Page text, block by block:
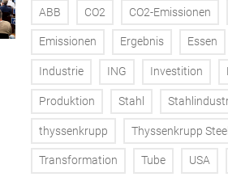
ABB CO2 CO2-Emissionen
Emissionen Ergebnis Essen
Industrie ING Investition
Produktion Stahl
thyssenkrupp Thyssenkrupp
Transformation Tube USA